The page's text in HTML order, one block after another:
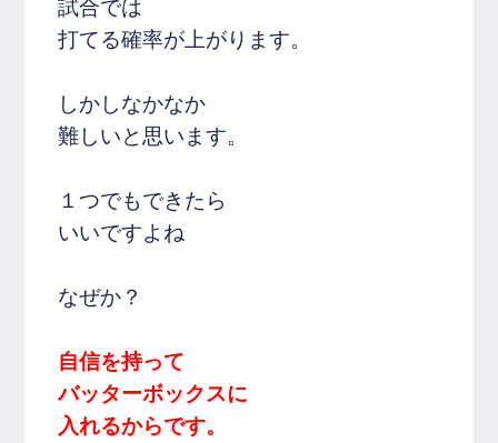
試合では
打てる確率が上がります。
しかしなかなか
難しいと思います。
１つでもできたら
いいですよね
なぜか？
自信を持って
バッターボックスに
入れるからです。